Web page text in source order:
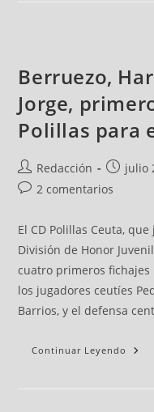
Berruezo,
Jorge,
Polillas para
Redacción julio
2 comentarios
El CD Polillas Ceuta,
División de Honor
cuatro primeros fichajes
los jugadores ceutíes
Barrios, y el defensa
Continuar Leyendo